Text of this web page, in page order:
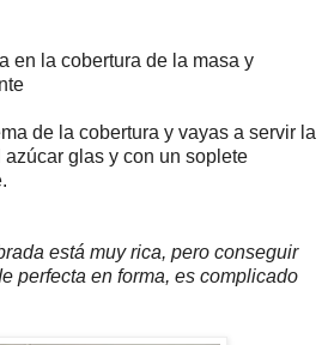
en la cobertura de la masa y
de la cobertura y vayas a servir la
glas y con un soplete
está muy rica, pero conseguir
perfecta en forma, es complicado